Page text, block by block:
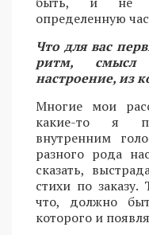
определенную
Что для вас
ритм, смысл
настроение, из
Многие мои
какие-то я
внутренним
разного рода
сказать,
стихи по
что, должно
которого и